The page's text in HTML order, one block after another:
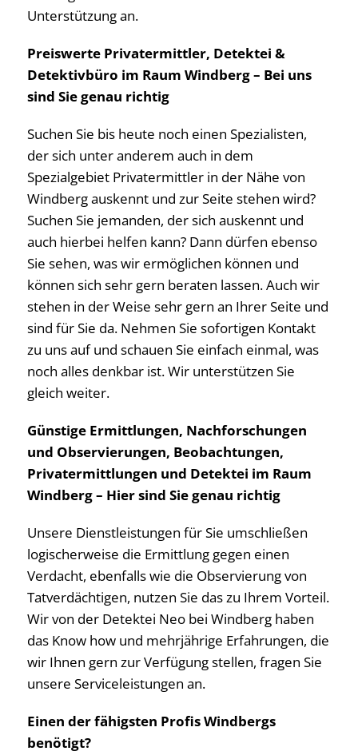
Unterstützung an.
Preiswerte Privatermittler, Detektei &
Detektivbüro im Raum Windberg – Bei uns
sind Sie genau richtig
Suchen Sie bis heute noch einen Spezialisten,
der sich unter anderem auch in dem
Spezialgebiet Privatermittler in der Nähe von
Windberg auskennt und zur Seite stehen wird?
Suchen Sie jemanden, der sich auskennt und
auch hierbei helfen kann? Dann dürfen ebenso
Sie sehen, was wir ermöglichen können und
können sich sehr gern beraten lassen. Auch wir
stehen in der Weise sehr gern an Ihrer Seite und
sind für Sie da. Nehmen Sie sofortigen Kontakt
zu uns auf und schauen Sie einfach einmal, was
noch alles denkbar ist. Wir unterstützen Sie
gleich weiter.
Günstige Ermittlungen, Nachforschungen
und Observierungen, Beobachtungen,
Privatermittlungen und Detektei im Raum
Windberg – Hier sind Sie genau richtig
Unsere Dienstleistungen für Sie umschließen
logischerweise die Ermittlung gegen einen
Verdacht, ebenfalls wie die Observierung von
Tatverdächtigen, nutzen Sie das zu Ihrem Vorteil.
Wir von der Detektei Neo bei Windberg haben
das Know how und mehrjährige Erfahrungen, die
wir Ihnen gern zur Verfügung stellen, fragen Sie
unsere Serviceleistungen an.
Einen der fähigsten Profis Windbergs
benötigt?